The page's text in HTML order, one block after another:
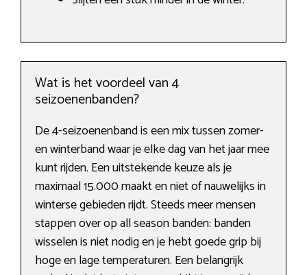
Wat is het voordeel van 4
seizoenenbanden?
De 4-seizoenenband is een mix tussen zomer-
en winterband waar je elke dag van het jaar mee
kunt rijden. Een uitstekende keuze als je
maximaal 15.000 maakt en niet of nauwelijks in
winterse gebieden rijdt. Steeds meer mensen
stappen over op all season banden: banden
wisselen is niet nodig en je hebt goede grip bij
hoge en lage temperaturen. Een belangrijk